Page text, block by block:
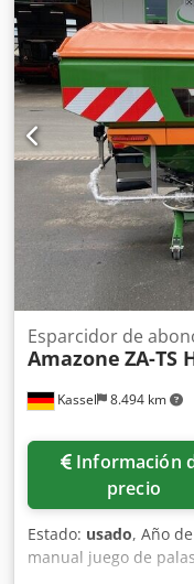
Kassel 8.494 km
Esparcidor de
Amazone ZA-TS
Información de
precio
Estado: usado, Año
manual juego de